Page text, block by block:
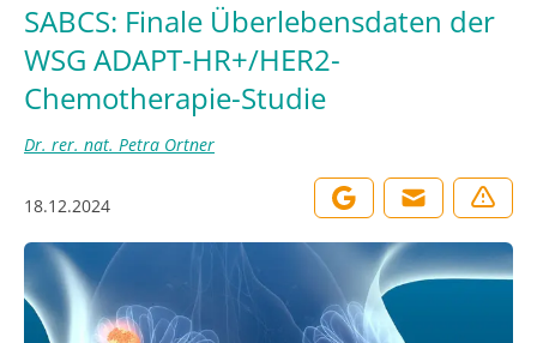
SABCS: Finale Überlebensdaten der
WSG ADAPT-HR+/HER2-
Chemotherapie-Studie
Dr. rer. nat. Petra Ortner
18.12.2024